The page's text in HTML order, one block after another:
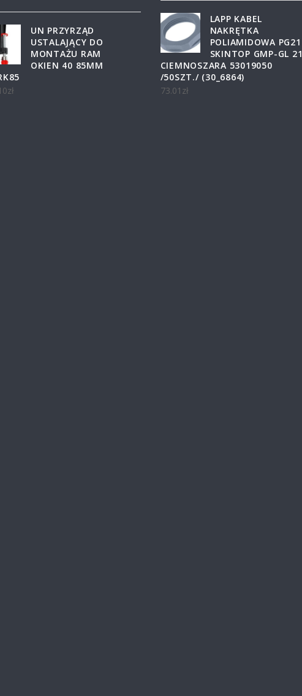
UN PRZYRZĄD
USTALAJĄCY DO
MONTAŻU RAM
OKIEN 40 85MM
zł
LAPP KABEL
NAKRĘTKA
POLIAMIDOWA PG21
SKINTOP GMP-GL 21
CIEMNOSZARA 53019050
/50SZT./ (30_6864)
73.01 zł